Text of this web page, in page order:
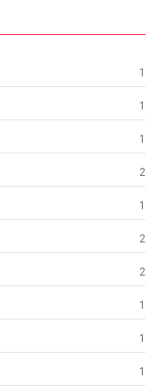
1
1
1
2
1
2
2
1
1
1